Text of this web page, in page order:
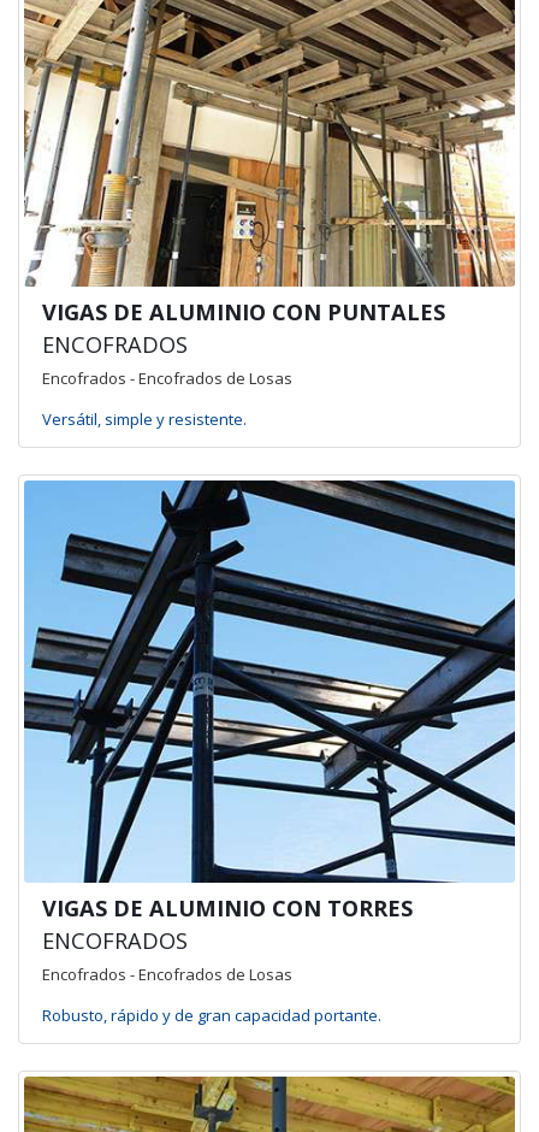
VIGAS DE ALUMINIO CON PUNTALES
ENCOFRADOS
Encofrados - Encofrados de Losas
Versátil, simple y resistente.
VIGAS DE ALUMINIO CON TORRES
ENCOFRADOS
Encofrados - Encofrados de Losas
Robusto, rápido y de gran capacidad portante.